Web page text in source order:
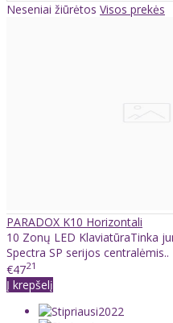
Neseniai žiūrėtos Visos prekės
PARADOX K10 Horizontali
10 Zonų LED KlaviatūraTinka
Spectra SP serijos centralėmis..
€4721
Į krepšelį